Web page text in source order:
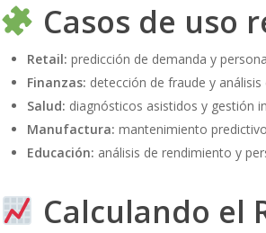
Casos de uso
Retail: predicción de demanda y
Finanzas: detección de fraude y
Salud: diagnósticos asistidos y gestión
Manufactura: mantenimiento
Educación: análisis de rendimiento y
Calculando el